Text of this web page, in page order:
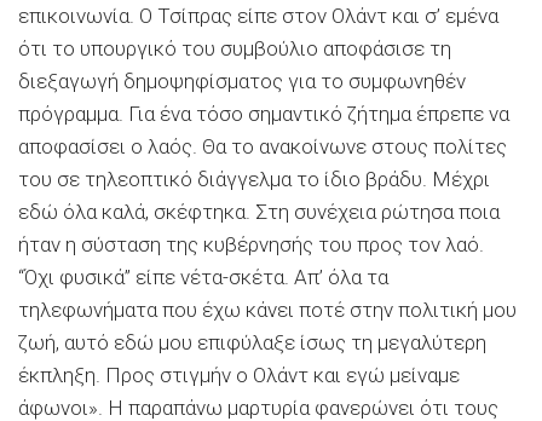
επικοινωνία. Ο Τσίπρας είπε στον Ολάντ και σ’ εμένα
ότι το υπουργικό του συμβούλιο αποφάσισε τη
διεξαγωγή δημοψηφίσματος για το συμφωνηθέν
πρόγραμμα. Για ένα τόσο σημαντικό ζήτημα έπρεπε να
αποφασίσει ο λαός. Θα το ανακοίνωνε στους πολίτες
του σε τηλεοπτικό διάγγελμα το ίδιο βράδυ. Μέχρι
εδώ όλα καλά, σκέφτηκα. Στη συνέχεια ρώτησα ποια
ήταν η σύσταση της κυβέρνησής του προς τον λαό.
“Όχι φυσικά” είπε νέτα-σκέτα. Απ’ όλα τα
τηλεφωνήματα που έχω κάνει ποτέ στην πολιτική μου
ζωή, αυτό εδώ μου επιφύλαξε ίσως τη μεγαλύτερη
έκπληξη. Προς στιγμήν ο Ολάντ και εγώ μείναμε
άφωνοι». Η παραπάνω μαρτυρία φανερώνει ότι τους